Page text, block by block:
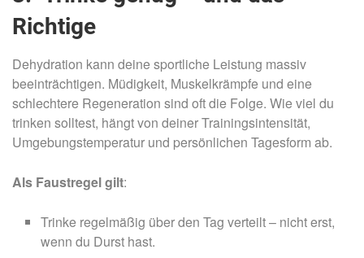
Richtige
Dehydration kann deine sportliche Leistung massiv
beeinträchtigen. Müdigkeit, Muskelkrämpfe und eine
schlechtere Regeneration sind oft die Folge. Wie viel du
trinken solltest, hängt von deiner Trainingsintensität,
Umgebungstemperatur und persönlichen Tagesform ab.
Als Faustregel gilt:
Trinke regelmäßig über den Tag verteilt – nicht erst,
wenn du Durst hast.